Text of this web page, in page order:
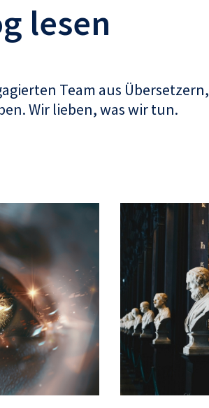
lesen
Team aus Übersetzern,
Wir lieben, was wir tun.